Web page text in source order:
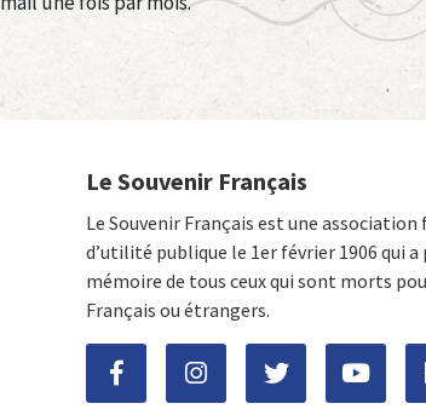
Le Souvenir Français
Le Souvenir Français est une
d’utilité publique le 1er février 1906 qui
mémoire de tous ceux qui sont morts
Français ou étrangers.